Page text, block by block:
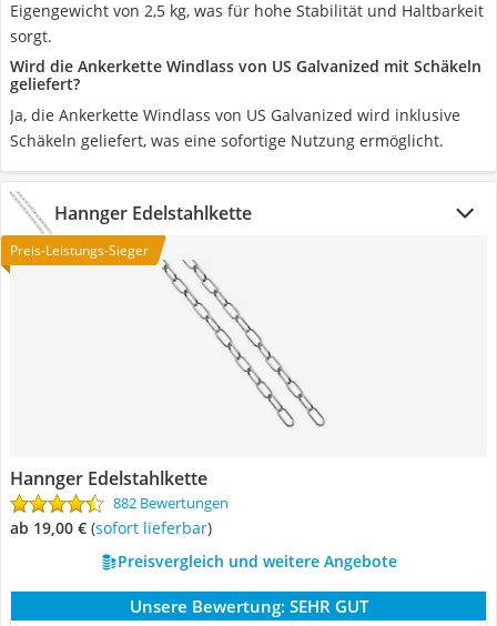
Eigengewicht von 2,5 kg, was für hohe Stabilität und Haltbarkeit
sorgt.
Wird die Ankerkette Windlass von US Galvanized mit Schäkeln
geliefert?
Ja, die Ankerkette Windlass von US Galvanized wird inklusive
Schäkeln geliefert, was eine sofortige Nutzung ermöglicht.
Hannger Edelstahlkette
Preis-Leistungs-Sieger
Hannger Edelstahlkette
882 Bewertungen
ab 19,00 € ( Sofort lieferbar)
Preisvergleich und weitere Angebote
Unsere Bewertung: SEHR GUT